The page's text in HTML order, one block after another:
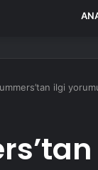
ilgi